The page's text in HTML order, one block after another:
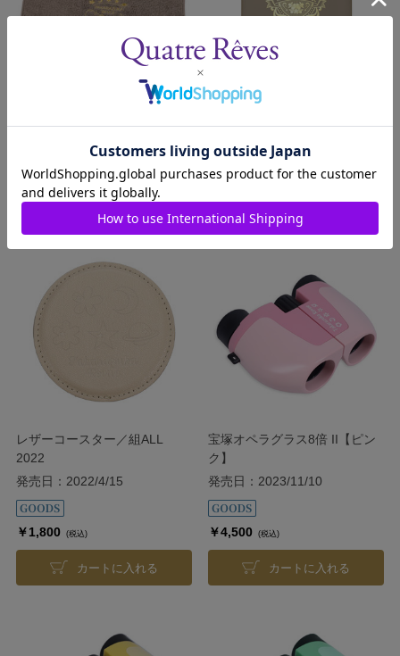
ゲストタオル【ブラウン】／ホ
￥1,600 (税込) ￥1,300 (税込)
レザーコースター／組ALL
2022
発売日：2022/4/15
￥1,800 (税込)
カートに入れる
宝塚オペラグラス8倍 II【ピン
ク】
発売日：2023/11/10
￥4,500 (税込)
カートに入れる